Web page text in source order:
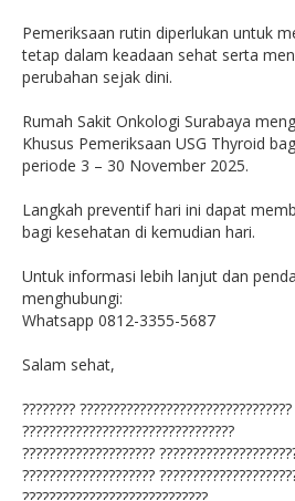
Pemeriksaan rutin diperlukan untuk
tetap dalam keadaan sehat serta
perubahan sejak dini.
Rumah Sakit Onkologi Surabaya
Khusus Pemeriksaan USG Thyroid
periode 3 – 30 November 2025.
Langkah preventif hari ini dapat
bagi kesehatan di kemudian hari.
Untuk informasi lebih lanjut dan
menghubungi:
Whatsapp 0812-3355-5687
Salam sehat,
???????? ????????????????????????????????
????????????????????????????????
????????????????????
????????????????????